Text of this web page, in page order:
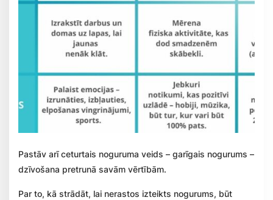
Pastāv arī ceturtais noguruma veids – garīgais nogurums –
dzīvošana pretrunā savām vērtībām.
Par to, kā strādāt, lai nerastos izteikts nogurums, būt